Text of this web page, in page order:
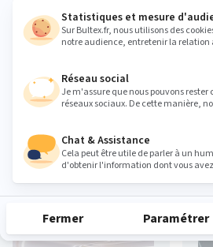
Le sommeil en mer
DÉCOUVRIR